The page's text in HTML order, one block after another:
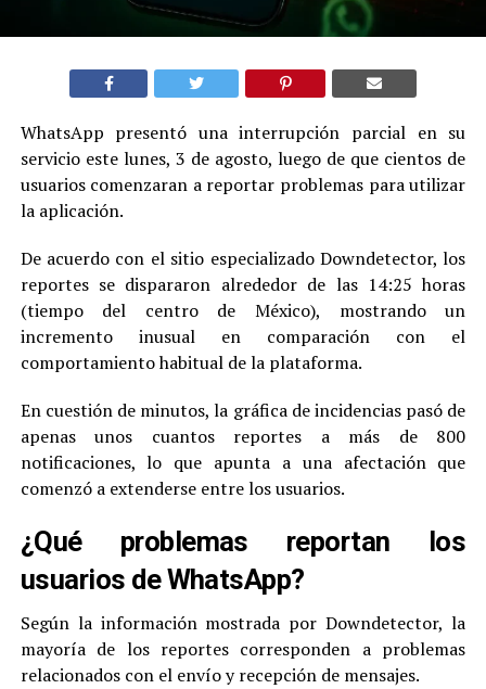
WhatsApp presentó una interrupción parcial en su
servicio este lunes, 3 de agosto, luego de que cientos de
usuarios comenzaran a reportar problemas para utilizar
la aplicación.
De acuerdo con el sitio especializado Downdetector, los
reportes se dispararon alrededor de las 14:25 horas
(tiempo del centro de México), mostrando un
incremento inusual en comparación con el
comportamiento habitual de la plataforma.
En cuestión de minutos, la gráfica de incidencias pasó de
apenas unos cuantos reportes a más de 800
notificaciones, lo que apunta a una afectación que
comenzó a extenderse entre los usuarios.
¿Qué problemas reportan los
usuarios de WhatsApp?
Según la información mostrada por Downdetector, la
mayoría de los reportes corresponden a problemas
relacionados con el envío y recepción de mensajes.